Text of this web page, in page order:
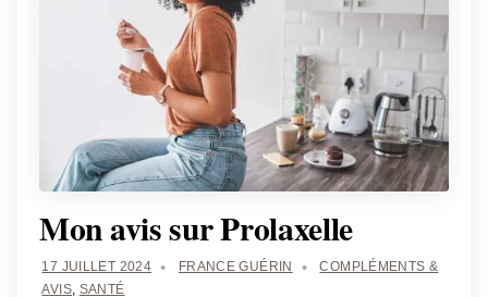
Mon avis sur Prolaxelle
17 JUILLET 2024 FRANCE GUÉRIN
COMPLÉMENTS &
AVIS, SANTÉ